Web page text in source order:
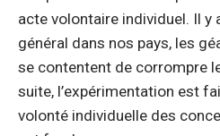
acte volontaire individuel. Il y
général dans nos pays, les
se contentent de corrompre
suite, l’expérimentation est
volonté individuelle des